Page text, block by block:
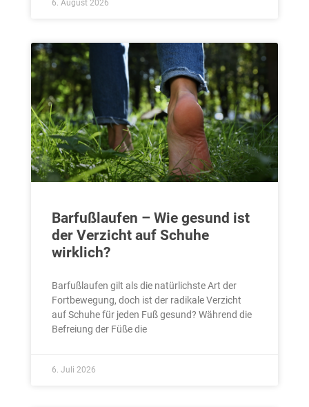
6. August 2026
Barfußlaufen – Wie gesund ist
der Verzicht auf Schuhe
wirklich?
Barfußlaufen gilt als die natürlichste Art der
Fortbewegung, doch ist der radikale Verzicht
auf Schuhe für jeden Fuß gesund? Während die
Befreiung der Füße die
6. Juli 2026